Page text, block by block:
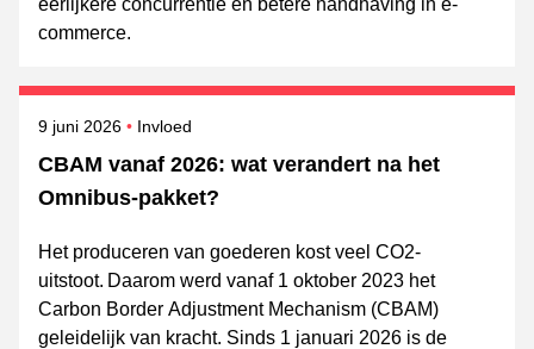
eerlijkere concurrentie en betere handhaving in e-
commerce.
CBAM vanaf 2026: wat verandert na het
Omnibus‑pakket?
Gepubliceerd op
9 juni 2026 Onderwerpen
Invloed
Het produceren van goederen kost veel CO2-
uitstoot. Daarom werd vanaf 1 oktober 2023 het
Carbon Border Adjustment Mechanism (CBAM)
geleidelijk van kracht. Sinds 1 januari 2026 is de